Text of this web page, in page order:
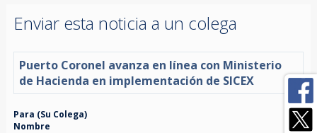
Enviar esta noticia a un colega
Puerto Coronel avanza en línea con Ministerio
de Hacienda en implementación de SICEX
Para (Su Colega)
Nombre